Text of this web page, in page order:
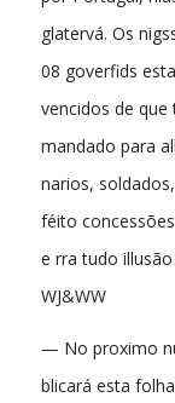
glatervá. Os
08 goverfids
vencidos de que
mandado para
narios,
féito
e rra tudo illusão
WJ&WW
— No proximo
blicará esta